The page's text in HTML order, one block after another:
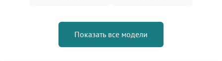
Показать все модели